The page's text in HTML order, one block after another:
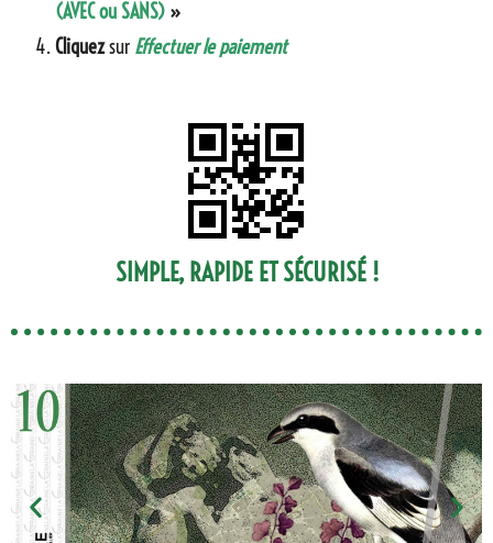
(AVEC ou SANS) »
Cliquezsur Effectuer le paiement
SIMPLE, RAPIDE ET SÉCURISÉ !